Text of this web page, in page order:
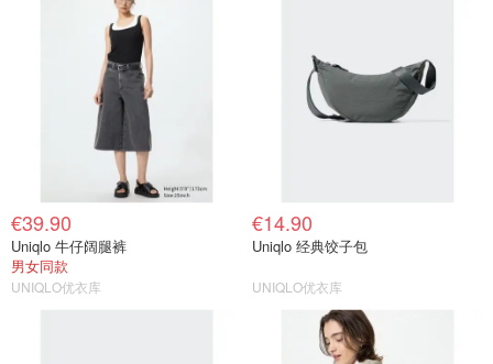
€39.90
Uniqlo 牛仔阔腿裤
男女同款
UNIQLO优衣库
€14.90
Uniqlo 经典饺子包
UNIQLO优衣库